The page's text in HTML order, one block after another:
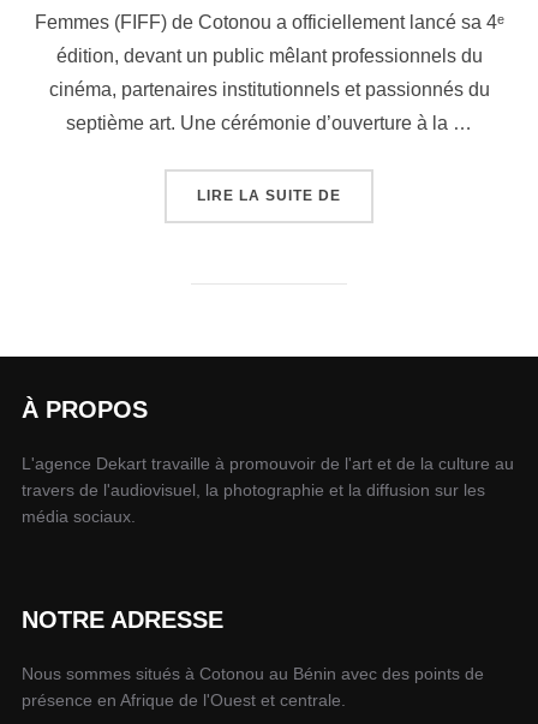
Femmes (FIFF) de Cotonou a officiellement lancé sa 4ᵉ
édition, devant un public mêlant professionnels du
cinéma, partenaires institutionnels et passionnés du
septième art. Une cérémonie d’ouverture à la …
LIRE LA SUITE DE
À PROPOS
L'agence Dekart travaille à promouvoir de l'art et de la culture au
travers de l'audiovisuel, la photographie et la diffusion sur les
média sociaux.
NOTRE ADRESSE
Nous sommes situés à Cotonou au Bénin avec des points de
présence en Afrique de l'Ouest et centrale.